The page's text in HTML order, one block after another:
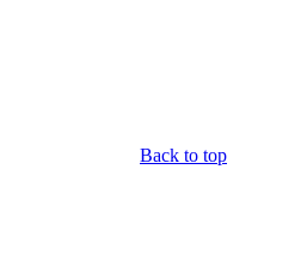
Back to top